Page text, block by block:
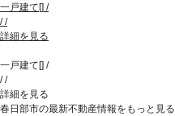
一戸建て[] /
//
詳細を見る
一戸建て[] /
//
詳細を見る
春日部市の最新不動産情報をもっと見る